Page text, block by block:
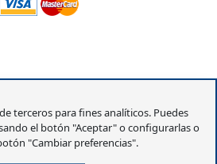
terceros para fines analíticos. Puedes
el botón "Aceptar" o configurarlas o
"Cambiar preferencias".